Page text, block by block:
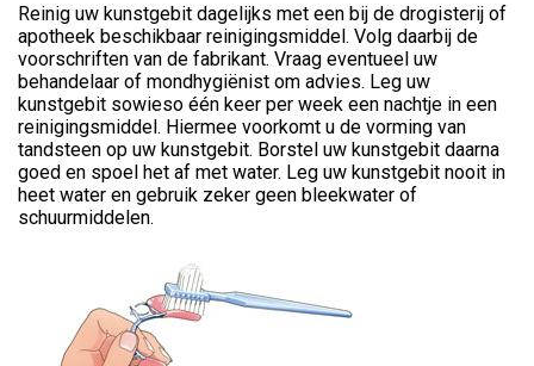
Reinig uw kunstgebit dagelijks met een bij de drogisterij of
apotheek beschikbaar reinigingsmiddel. Volg daarbij de
voorschriften van de fabrikant. Vraag eventueel uw
behandelaar of mondhygiënist om advies. Leg uw
kunstgebit sowieso één keer per week een nachtje in een
reinigingsmiddel. Hiermee voorkomt u de vorming van
tandsteen op uw kunstgebit. Borstel uw kunstgebit daarna
goed en spoel het af met water. Leg uw kunstgebit nooit in
heet water en gebruik zeker geen bleekwater of
schuurmiddelen.